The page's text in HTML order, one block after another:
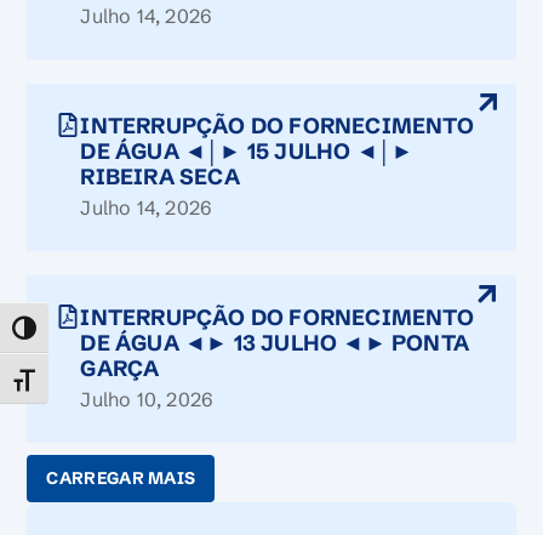
TOGGLE HIGH CONTRAST
TOGGLE FONT SIZE
Julho 14, 2026
INTERRUPÇÃO DO FORNECIMENTO
DE ÁGUA ◄│► 15 JULHO ◄│►
RIBEIRA SECA
Julho 14, 2026
INTERRUPÇÃO DO FORNECIMENTO
DE ÁGUA ◄► 13 JULHO ◄► PONTA
GARÇA
Julho 10, 2026
CARREGAR MAIS